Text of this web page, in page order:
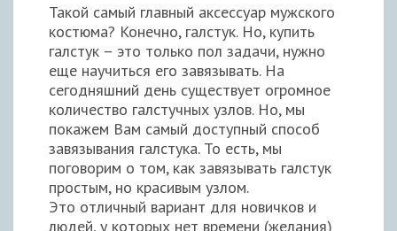
Такой самый главный аксессуар мужского
костюма? Конечно, галстук. Но, купить
галстук – это только пол задачи, нужно
еще научиться его завязывать. На
сегодняшний день существует огромное
количество галстучных узлов. Но, мы
покажем Вам самый доступный способ
завязывания галстука. То есть, мы
поговорим о том, как завязывать галстук
простым, но красивым узлом.
Это отличный вариант для новичков и
людей, у которых нет времени (желания)